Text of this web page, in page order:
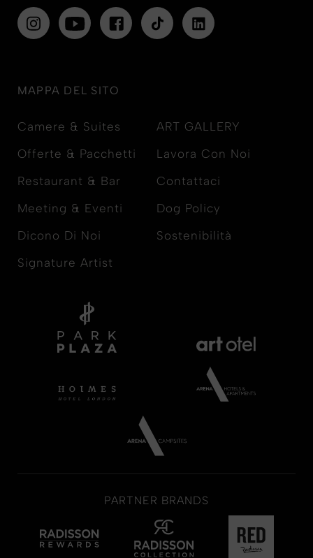
MAPPA DEL SITO
Camere & Suites
Offerte & Pacchetti
Restaurant & Bar
Meeting & Eventi
Dicono Di Noi
Signature Artist
ART GALLERY
Lavora Con Noi
Contattaci
Dog Policy
Sostenibilità
PARTNER BRANDS